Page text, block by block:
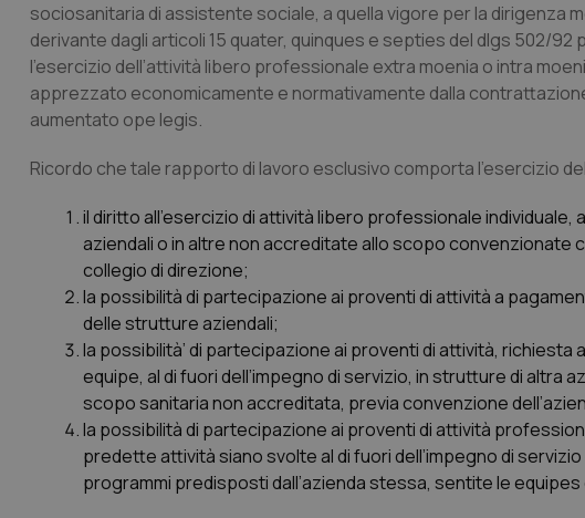
sociosanitaria di assistente sociale, a quella vigore per la dirigenza
derivante dagli articoli 15 quater, quinques e septies del dlgs 502/
l’esercizio dell’attività libero professionale extra moenia o intra
apprezzato economicamente e normativamente dalla
aumentato ope legis.
Ricordo che tale rapporto di lavoro esclusivo comporta l’esercizio
il diritto all’esercizio di attività libero professionale individuale,
aziendali o in altre non accreditate allo scopo convenzionate
collegio di direzione;
la possibilità di partecipazione ai proventi di attività a
delle strutture aziendali;
la possibilità’ di partecipazione ai proventi di attività,
equipe, al di fuori dell’impegno di servizio, in strutture di altra
scopo sanitaria non accreditata, previa convenzione
la possibilità di partecipazione ai proventi di attività
predette attività siano svolte al di fuori dell’impegno di
programmi predisposti dall’azienda stessa, sentite le
e l'accesso alle aree protette del
CookieScriptConsent
tracking-sites-ironfish-
tracking-enable
tracking-sites-ironfish-